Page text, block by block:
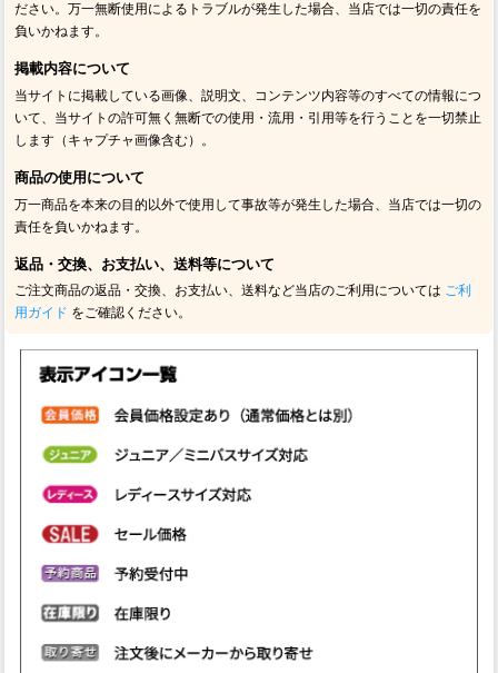
ださい。万一無断使用によるトラブルが発生した場合、当店では一切の責任を
負いかねます。
掲載内容について
当サイトに掲載している画像、説明文、コンテンツ内容等のすべての情報につ
いて、当サイトの許可無く無断での使用・流用・引用等を行うことを一切禁止
します（キャプチャ画像含む）。
商品の使用について
万一商品を本来の目的以外で使用して事故等が発生した場合、当店では一切の
責任を負いかねます。
返品・交換、お支払い、送料等について
ご注文商品の返品・交換、お支払い、送料など当店のご利用については ご利
用ガイド をご確認ください。